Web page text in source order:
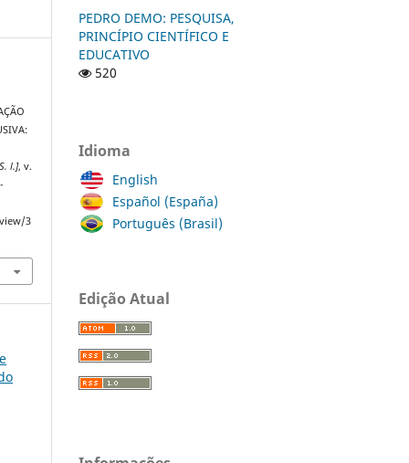
l.], v.
3
PEDRO DEMO: PESQUISA,
PRINCÍPIO CIENTÍFICO E
EDUCATIVO
520
Idioma
English
Español (España)
Português (Brasil)
Edição Atual